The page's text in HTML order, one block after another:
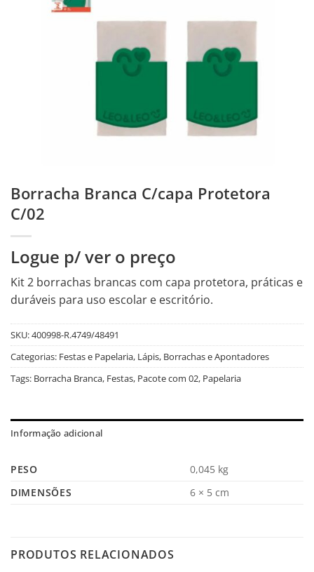
Borracha Branca C/capa Protetora
C/02
Logue p/ ver o preço
Kit 2 borrachas brancas com capa protetora, práticas e
duráveis para uso escolar e escritório.
SKU:400998-R.4749/48491
Categorias: Festas e Papelaria, Lápis, Borrachas e Apontadores
Tags: Borracha Branca, Festas, Pacote com 02, Papelaria
Informação adicional
PESO
0,045 kg
DIMENSÕES
6 × 5 cm
PRODUTOS RELACIONADOS